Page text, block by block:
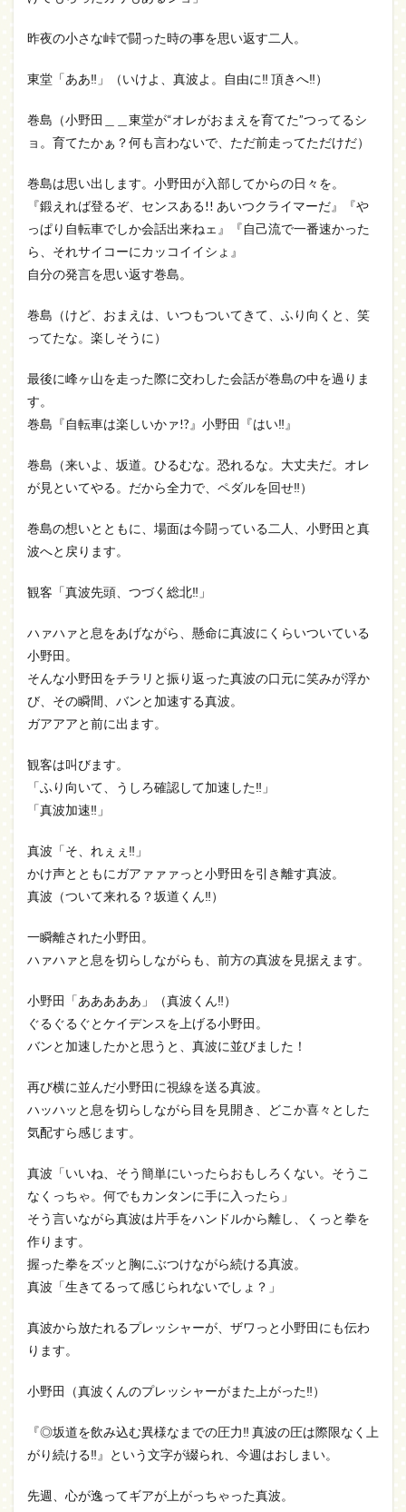
昨夜の小さな峠で闘った時の事を思い返す二人。
東堂「ああ‼」（いけよ、真波よ。自由に‼ 頂きへ‼）
巻島（小野田＿＿東堂が“オレがおまえを育てた”つってるシ
ョ。育てたかぁ？何も言わないで、ただ前走ってただけだ）
巻島は思い出します。小野田が入部してからの日々を。
『鍛えれば登るぞ、センスある!! あいつクライマーだ』『や
っぱり自転車でしか会話出来ねェ』『自己流で一番速かった
ら、それサイコーにカッコイイシょ』
自分の発言を思い返す巻島。
巻島（けど、おまえは、いつもついてきて、ふり向くと、笑
ってたな。楽しそうに）
最後に峰ヶ山を走った際に交わした会話が巻島の中を過りま
す。
巻島『自転車は楽しいかァ!?』小野田『はい‼』
巻島（来いよ、坂道。ひるむな。恐れるな。大丈夫だ。オレ
が見といてやる。だから全力で、ペダルを回せ‼）
巻島の想いとともに、場面は今闘っている二人、小野田と真
波へと戻ります。
観客「真波先頭、つづく総北‼」
ハァハァと息をあげながら、懸命に真波にくらいついている
小野田。
そんな小野田をチラリと振り返った真波の口元に笑みが浮か
び、その瞬間、バンと加速する真波。
ガアアアと前に出ます。
観客は叫びます。
「ふり向いて、うしろ確認して加速した‼」
「真波加速‼」
真波「そ、れぇぇ‼」
かけ声とともにガアァァァっと小野田を引き離す真波。
真波（ついて来れる？坂道くん‼）
一瞬離された小野田。
ハァハァと息を切らしながらも、前方の真波を見据えます。
小野田「あああああ」（真波くん‼）
ぐるぐるぐとケイデンスを上げる小野田。
バンと加速したかと思うと、真波に並びました！
再び横に並んだ小野田に視線を送る真波。
ハッハッと息を切らしながら目を見開き、どこか喜々とした
気配すら感じます。
真波「いいね、そう簡単にいったらおもしろくない。そうこ
なくっちゃ。何でもカンタンに手に入ったら」
そう言いながら真波は片手をハンドルから離し、くっと拳を
作ります。
握った拳をズッと胸にぶつけながら続ける真波。
真波「生きてるって感じられないでしょ？」
真波から放たれるプレッシャーが、ザワっと小野田にも伝わ
ります。
小野田（真波くんのプレッシャーがまた上がった‼）
『◎坂道を飲み込む異様なまでの圧力‼ 真波の圧は際限なく上
がり続ける‼』という文字が綴られ、今週はおしまい。
先週、心が逸ってギアが上がっちゃった真波。